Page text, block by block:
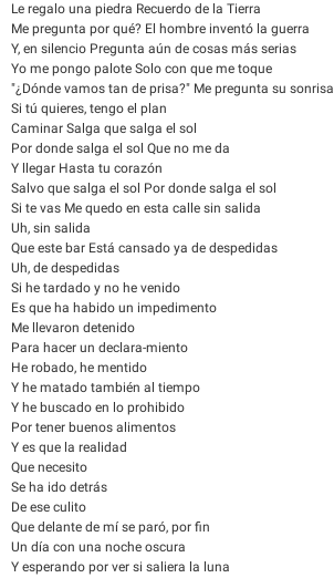
Le regalo una piedra Recuerdo de la Tierra
Me pregunta por qué? El hombre inventó la guerra
Y, en silencio Pregunta aún de cosas más serias
Yo me pongo palote Solo con que me toque
"¿Dónde vamos tan de prisa?" Me pregunta su sonrisa
Si tú quieres, tengo el plan
Caminar Salga que salga el sol
Por donde salga el sol Que no me da
Y llegar Hasta tu corazón
Salvo que salga el sol Por donde salga el sol
Si te vas Me quedo en esta calle sin salida
Uh, sin salida
Que este bar Está cansado ya de despedidas
Uh, de despedidas
Si he tardado y no he venido
Es que ha habido un impedimento
Me llevaron detenido
Para hacer un declara-miento
He robado, he mentido
Y he matado también al tiempo
Y he buscado en lo prohibido
Por tener buenos alimentos
Y es que la realidad
Que necesito
Se ha ido detrás
De ese culito
Que delante de mí se paró, por fin
Un día con una noche oscura
Y esperando por ver si saliera la luna